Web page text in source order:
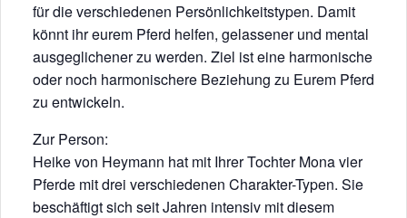
für die verschiedenen Persönlichkeitstypen. Damit
könnt ihr eurem Pferd helfen, gelassener und mental
ausgeglichener zu werden. Ziel ist eine harmonische
oder noch harmonischere Beziehung zu Eurem Pferd
zu entwickeln.
Zur Person:
Heike von Heymann hat mit Ihrer Tochter Mona vier
Pferde mit drei verschiedenen Charakter-Typen. Sie
beschäftigt sich seit Jahren intensiv mit diesem